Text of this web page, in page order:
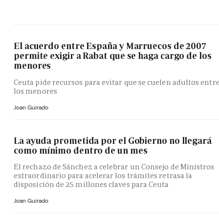
El acuerdo entre España y Marruecos de 2007
permite exigir a Rabat que se haga cargo de los
menores
Ceuta pide recursos para evitar que se cuelen adultos
los menores
Joan Guirado
La ayuda prometida por el Gobierno no llegará
como mínimo dentro de un mes
El rechazo de Sánchez a celebrar un Consejo de Ministros
extraordinario para acelerar los trámites retrasa la
disposición de 25 millones claves para Ceuta
Joan Guirado